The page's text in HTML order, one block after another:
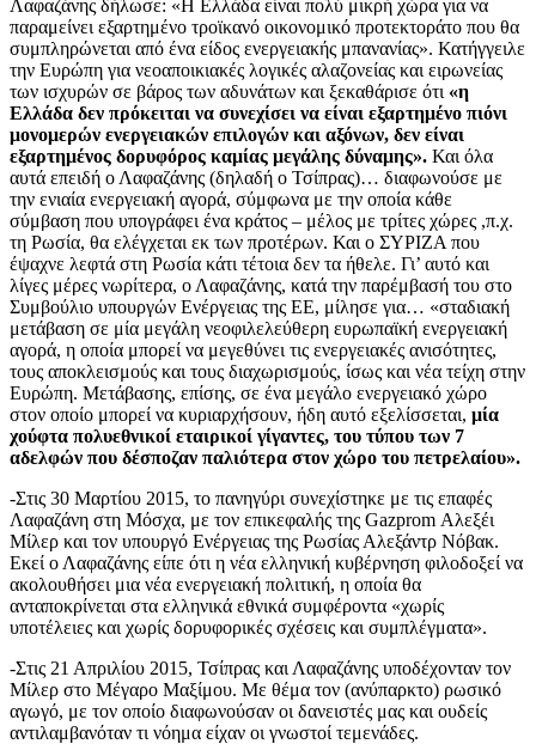
Λαφαζάνης δήλωσε: «Η Ελλάδα είναι πολύ μικρή χώρα για να
παραμείνει εξαρτημένο τροϊκανό οικονομικό προτεκτοράτο που θα
συμπληρώνεται από ένα είδος ενεργειακής μπανανίας». Κατήγγειλε
την Ευρώπη για νεοαποικιακές λογικές αλαζονείας και ειρωνείας
των ισχυρών σε βάρος των αδυνάτων και ξεκαθάρισε ότι «η
Ελλάδα δεν πρόκειται να συνεχίσει να είναι εξαρτημένο πιόνι
μονομερών ενεργειακών επιλογών και αξόνων, δεν είναι
εξαρτημένος δορυφόρος καμίας μεγάλης δύναμης». Και όλα
αυτά επειδή ο Λαφαζάνης (δηλαδή ο Τσίπρας)… διαφωνούσε με
την ενιαία ενεργειακή αγορά, σύμφωνα με την οποία κάθε
σύμβαση που υπογράφει ένα κράτος – μέλος με τρίτες χώρες ,π.χ.
τη Ρωσία, θα ελέγχεται εκ των προτέρων. Και ο ΣΥΡΙΖΑ που
έψαχνε λεφτά στη Ρωσία κάτι τέτοια δεν τα ήθελε. Γι’ αυτό και
λίγες μέρες νωρίτερα, ο Λαφαζάνης, κατά την παρέμβασή του στο
Συμβούλιο υπουργών Ενέργειας της ΕΕ, μίλησε για… «σταδιακή
μετάβαση σε μία μεγάλη νεοφιλελεύθερη ευρωπαϊκή ενεργειακή
αγορά, η οποία μπορεί να μεγεθύνει τις ενεργειακές ανισότητες,
τους αποκλεισμούς και τους διαχωρισμούς, ίσως και νέα τείχη στην
Ευρώπη. Μετάβασης, επίσης, σε ένα μεγάλο ενεργειακό χώρο
στον οποίο μπορεί να κυριαρχήσουν, ήδη αυτό εξελίσσεται, μία
χούφτα πολυεθνικοί εταιρικοί γίγαντες, του τύπου των 7
αδελφών που δέσποζαν παλιότερα στον χώρο του πετρελαίου».
-Στις 30 Μαρτίου 2015, το πανηγύρι συνεχίστηκε με τις επαφές
Λαφαζάνη στη Μόσχα, με τον επικεφαλής της Gazprom Αλεξέι
Μίλερ και τον υπουργό Ενέργειας της Ρωσίας Αλεξάντρ Νόβακ.
Εκεί ο Λαφαζάνης είπε ότι η νέα ελληνική κυβέρνηση φιλοδοξεί να
ακολουθήσει μια νέα ενεργειακή πολιτική, η οποία θα
ανταποκρίνεται στα ελληνικά εθνικά συμφέροντα «χωρίς
υποτέλειες και χωρίς δορυφορικές σχέσεις και συμπλέγματα».
-Στις 21 Απριλίου 2015, Τσίπρας και Λαφαζάνης υποδέχονταν τον
Μίλερ στο Μέγαρο Μαξίμου. Με θέμα τον (ανύπαρκτο) ρωσικό
αγωγό, με τον οποίο διαφωνούσαν οι δανειστές μας και ουδείς
αντιλαμβανόταν τι νόημα είχαν οι γνωστοί τεμενάδες.